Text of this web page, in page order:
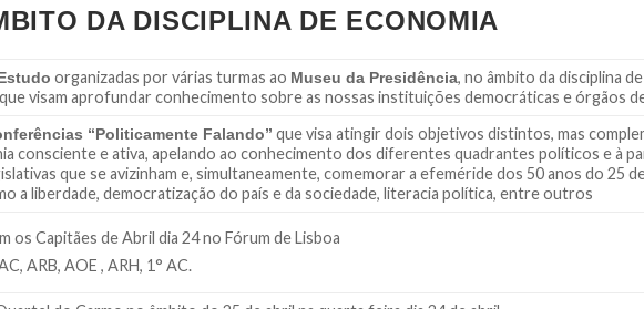
DA DISCIPLINA DE ECONOMIA
organizadas por várias turmas ao Museu da Presidência, no âmbito da disciplina
visam aprofundar conhecimento sobre as nossas instituições democráticas e órgãos
“Politicamente Falando” que visa atingir dois objetivos distintos, mas
consciente e ativa, apelando ao conhecimento dos diferentes quadrantes políticos e à
que se avizinham e, simultaneamente, comemorar a efeméride dos 50 anos do 25
a liberdade, democratização do país e da sociedade, literacia política, entre outros
os Capitães de Abril dia 24 no Fórum de Lisboa
ARB, AOE , ARH, 1° AC.